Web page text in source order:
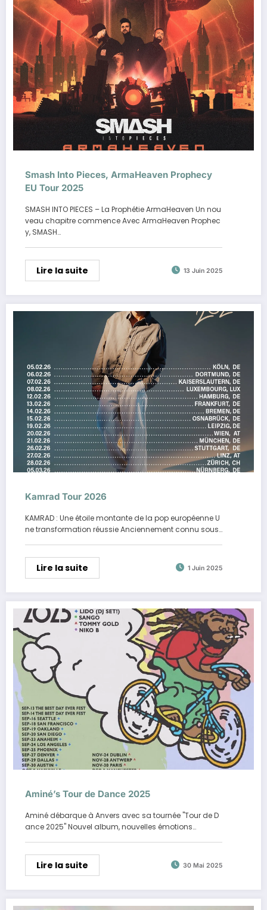
Smash Into Pieces, ArmaHeaven Prophecy
EU Tour 2025
SMASH INTO PIECES – La Prophétie ArmaHeaven Un nou
veau chapitre commence Avec ArmaHeaven Prophec
y, SMASH…
Lire la suite 13 Juin 2025
Kamrad Tour 2026
KAMRAD : Une étoile montante de la pop européenne U
ne transformation réussie Anciennement connu sous…
Lire la suite 1 Juin 2025
Aminé’s Tour de Dance 2025
Aminé débarque à Anvers avec sa tournée "Tour de D
ance 2025" Nouvel album, nouvelles émotions…
Lire la suite 30 Mai 2025